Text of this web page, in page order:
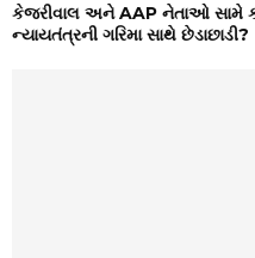
કેજરીવાલ અને AAP નેતાઓ સામે
ન્યાયતંત્રની ગરિમા સાથે છેડાછાડી?